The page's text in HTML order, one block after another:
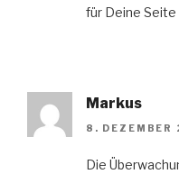
für Deine Seite
Markus
8.
Die